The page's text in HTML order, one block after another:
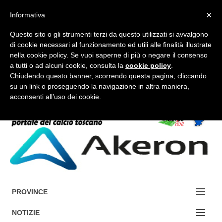
FORUM-ACCEDI
Accedi / Registrati
PROVINCE
EDIZIONE:
NOTIZIE
×
Informativa
Questo sito o gli strumenti terzi da questo utilizzati si avvalgono
di cookie necessari al funzionamento ed utili alle finalità illustrate
nella cookie policy. Se vuoi saperne di più o negare il consenso
a tutti o ad alcuni cookie, consulta la cookie policy
Chiudendo questo banner, scorrendo questa pagina, cliccando
su un link o proseguendo la navigazione in altra maniera,
acconsenti all’uso dei cookie.